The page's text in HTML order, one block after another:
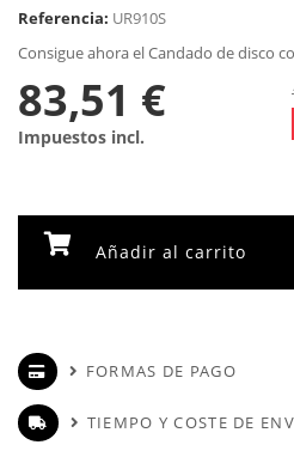
Referencia: UR910S
Consigue ahora el Candado de disco
83,51 €
Impuestos incl.
Añadir al carrito
FORMAS DE PAGO
TIEMPO Y COSTE DE